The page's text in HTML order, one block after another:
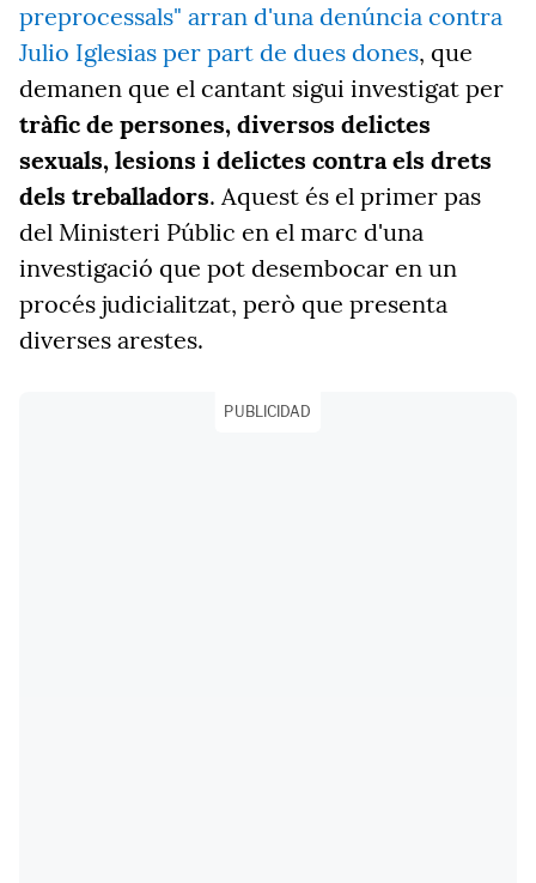
preprocessals" arran d'una denúncia contra
Julio Iglesias per part de dues dones, que
demanen que el cantant sigui investigat per
tràfic de persones, diversos delictes
sexuals, lesions i delictes contra els drets
dels treballadors. Aquest és el primer pas
del Ministeri Públic en el marc d'una
investigació que pot desembocar en un
procés judicialitzat, però que presenta
diverses arestes.
PUBLICIDAD